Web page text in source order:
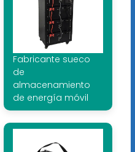
Fabricante sueco
de
almacenamiento
de energía móvil